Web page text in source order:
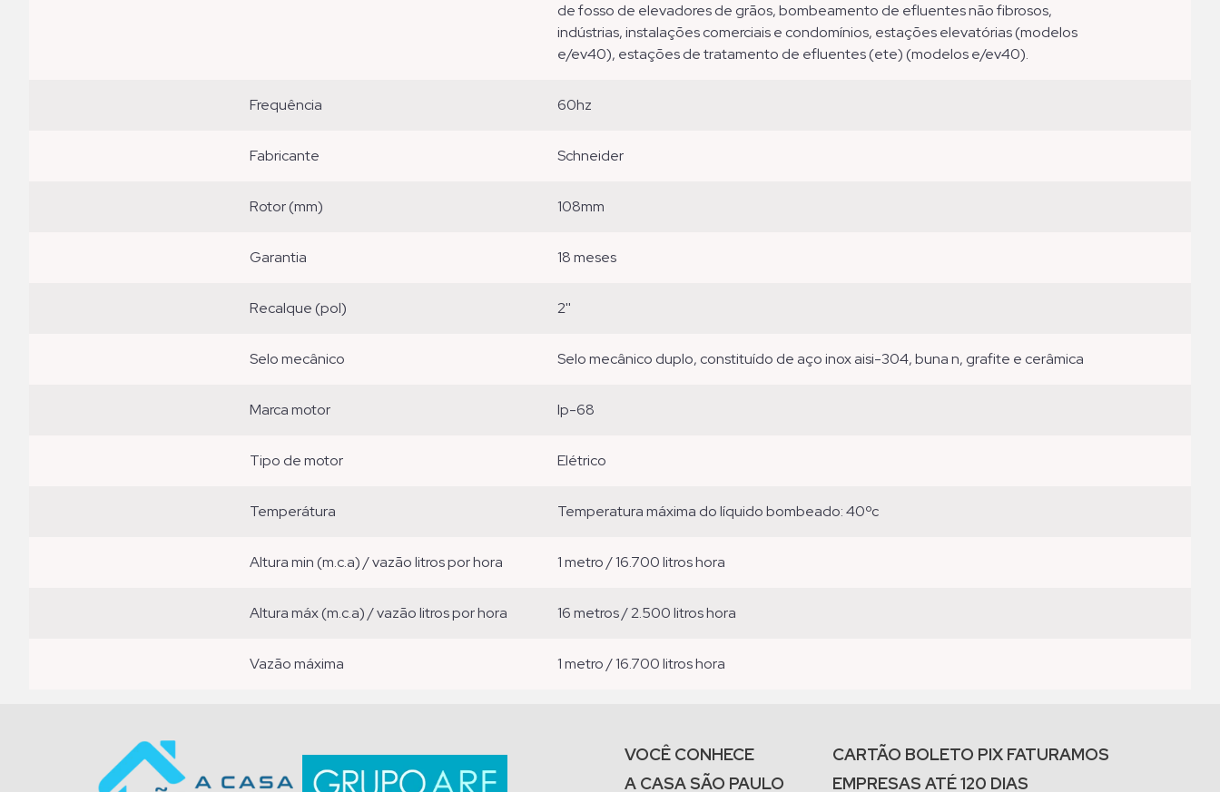
de fosso de elevadores de grãos, bombeamento de efluentes não fibrosos,
indústrias, instalações comerciais e condomínios, estações elevatórias (modelos
e/ev40), estações de tratamento de efluentes (ete) (modelos e/ev40).
frequência 60hz
fabricante schneider
rotor (mm) 108mm
garantia 18 meses
recalque (pol) 2''
selo mecânico selo mecânico duplo, constituído de aço inox aisi-304, buna n, grafite e cerâmica
marca motor ip-68
tipo de motor elétrico
temperátura temperatura máxima do líquido bombeado: 40ºc
altura min (m.c.a) / vazão litros por hora 1 metro / 16.700 litros hora
altura máx (m.c.a) / vazão litros por hora 16 metros / 2.500 litros hora
vazão máxima 1 metro / 16.700 litros hora
VOCÊ CONHECE
A CASA SÃO PAULO
CARTÃO BOLETO PIX FATURAMOS
EMPRESAS ATÉ 120 DIAS